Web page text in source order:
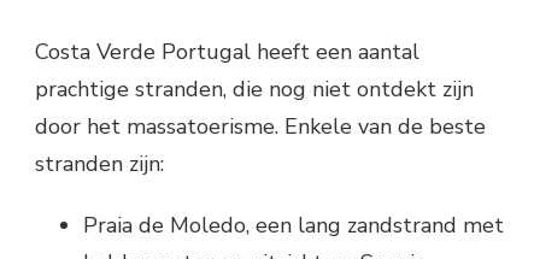
Costa Verde Portugal heeft een aantal
prachtige stranden, die nog niet ontdekt zijn
door het massatoerisme. Enkele van de beste
stranden zijn:
Praia de Moledo, een lang zandstrand met